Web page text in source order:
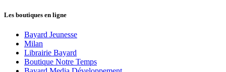
Les boutiques en ligne
Bayard Jeunesse
Milan
Librairie Bayard
Boutique Notre Temps